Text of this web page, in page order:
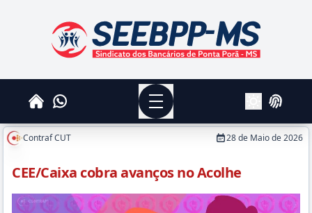
SEEBPPMS - Sindicato dos Bancários de Ponta
HomeWhatsapp
Menu
AlterarLogin
Contraf CUT 28 de Maio de 2026
CEE/Caixa cobra avanços no Acolhe